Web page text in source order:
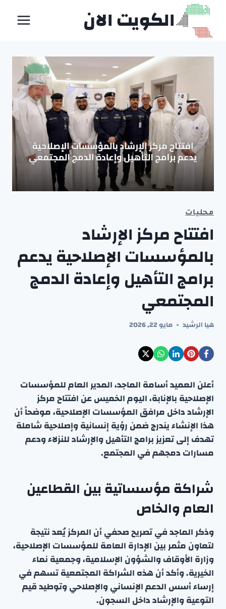
التجاوز
المحتوى
الكويت الان
محليات
افتتاح مركز الإرشاد
بالمؤسسات الإصلاحية يدعم
برامج التأهيل وإعادة الدمج
المجتمعي
هيا الرشيد مايو 22, 2026
أعلن العميد أسامة الماجد، المدير العام للمؤسسات
الإصلاحية بالإنابة، اليوم الخميس عن افتتاح مركز
الإرشاد داخل مرافق المؤسسات الإصلاحية، موضحاً أن
هذا الإنشاء يندرج ضمن رؤية إنسانية وإصلاحية شاملة
تهدف إلى تعزيز برامج التأهيل والإرشاد للنزلاء ودعم
مسارات دمجهم في المجتمع.
شراكة مؤسساتية بين القطاعين
العام والخاص
وذكر الماجد في تصريح صحفي أن المركز يُعد نتيجة
لتعاون مثمر بين الإدارة العامة للمؤسسات الإصلاحية،
وزارة الأوقاف والشؤون الإسلامية، وجمعية نماء
الخيرية. وأكد أن هذه الشراكة المجتمعية تسهم في
إرساء أسس الدعم الإنساني والإصلاحي وتوطيد قيم
التوعية والإرشاد داخل السجون.